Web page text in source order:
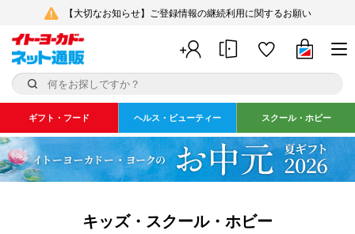
【大切なお知らせ】ご登録情報の継続利用に関するお願い
ギフト・フード ヘルス・ビューティー スクール・ホビー
キッズ・スクール・ホビー